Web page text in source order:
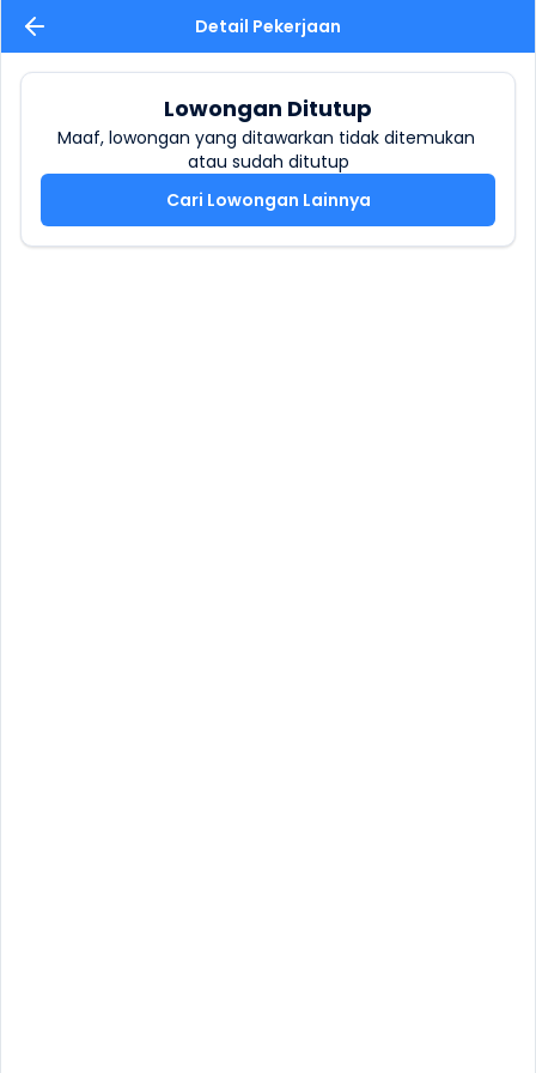
Detail Pekerjaan
Lowongan Ditutup
Maaf, lowongan yang ditawarkan tidak ditemukan
atau sudah ditutup
Cari Lowongan Lainnya